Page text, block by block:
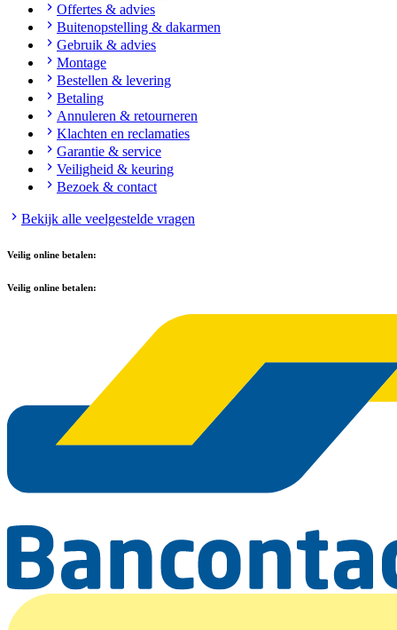
Offertes & advies
Buitenopstelling & dakarmen
Gebruik & advies
Montage
Bestellen & levering
Betaling
Annuleren & retourneren
Klachten en reclamaties
Garantie & service
Veiligheid & keuring
Bezoek & contact
Bekijk alle veelgestelde vragen
Veilig online betalen:
Veilig online betalen: